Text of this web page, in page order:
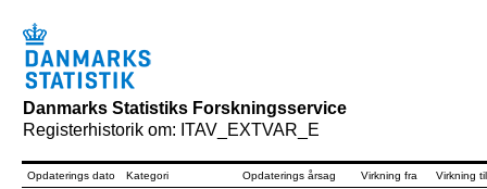
Danmarks Statistiks Forskningsservice
Registerhistorik om: ITAV_EXTVAR_E
Opdaterings dato Kategori Opdaterings årsag Virkning fra
Virkning til